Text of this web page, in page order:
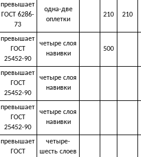
превышает
ГОСТ 6286-
73
одна-две
оплетки
210 210
превышает
ГОСТ
25452-90
четыре слоя
навивки
500
превышает
ГОСТ
25452-90
четыре слоя
навивки
превышает
ГОСТ
25452-90
четыре слоя
навивки
превышает
ГОСТ
четыре-
шесть слоев